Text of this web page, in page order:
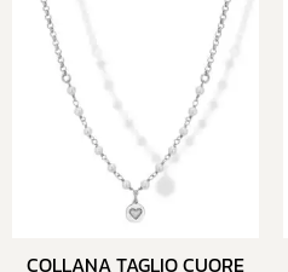
COLLANA TAGLIO CUORE